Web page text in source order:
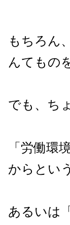
もちろん
んてもの
でも、ち
「労働環
からとい
あるいは